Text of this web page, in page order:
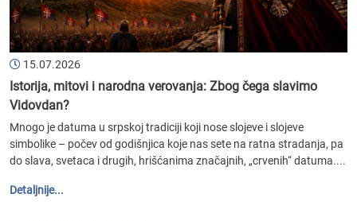
15.07.2026
Istorija, mitovi i narodna verovanja: Zbog čega slavimo
Vidovdan?
Mnogo je datuma u srpskoj tradiciji koji nose slojeve i slojeve
simbolike – počev od godišnjica koje nas sete na ratna stradanja, pa
do slava, svetaca i drugih, hrišćanima značajnih, „crvenih“ datuma....
Detaljnije...